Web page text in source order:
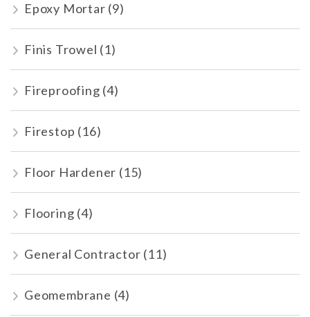
Epoxy Mortar (9)
Finis Trowel (1)
Fireproofing (4)
Firestop (16)
Floor Hardener (15)
Flooring (4)
General Contractor (11)
Geomembrane (4)